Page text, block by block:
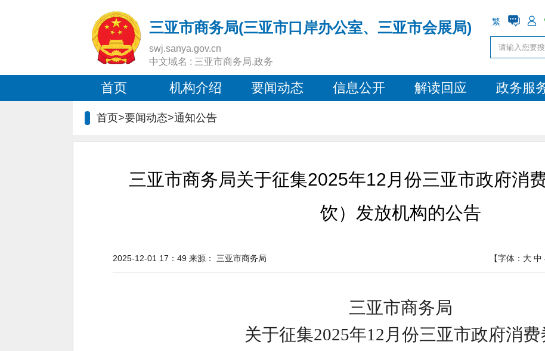
三亚市商务局(三亚市口岸办公室、三亚市会展局)
swj.sanya.gov.cn
中文域名 : 三亚市商务局.政务
繁
首页 机构介绍 要闻动态 信息公开 解读回应 政务服
首页>要闻动态>通知公告
三亚市商务局关于征集2025年12月份三亚市政府消
饮）发放机构的公告
【字体： 大 中
2025-12-01 17：49 来源： 三亚市商务局
三亚市商务局
关于征集2025年12月份三亚市政府消费